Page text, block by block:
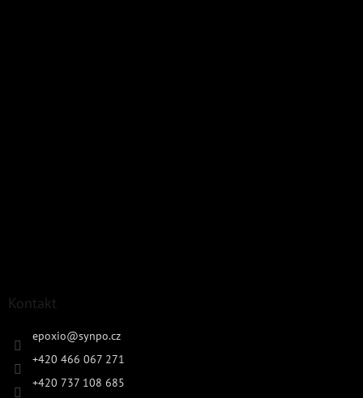
Kontakt
epoxio@synpo.cz
+420 466 067 271
+420 737 108 685